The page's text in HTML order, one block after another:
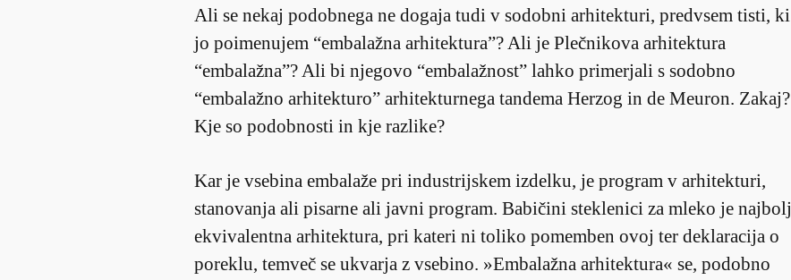
Ali se nekaj podobnega ne dogaja tudi v sodobni arhitekturi, predvsem tisti, ki
jo poimenujem “embalažna arhitektura”? Ali je Plečnikova arhitektura
“embalažna”? Ali bi njegovo “embalažnost” lahko primerjali s sodobno
“embalažno arhitekturo” arhitekturnega tandema Herzog in de Meuron. Zakaj?
Kje so podobnosti in kje razlike?
Kar je vsebina embalaže pri industrijskem izdelku, je program v arhitekturi,
stanovanja ali pisarne ali javni program. Babičini steklenici za mleko je najbolj
ekvivalentna arhitektura, pri kateri ni toliko pomemben ovoj ter deklaracija o
poreklu, temveč se ukvarja z vsebino. »Embalažna arhitektura« se, podobno